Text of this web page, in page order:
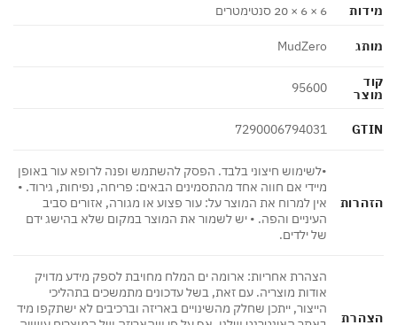
מידות
6 × 6 × 20 סנטימטרים
מותג MudZero
קוד
מוצר 95600
GTIN
7290006794031
הזהרות
•לשימוש חיצוני בלבד. הפסק להשתמש ופנה לרופא עור באופן
מיידי אם חווה אחד מהתסמינים הבאים: פריחה, נפיחות, גירוד. •
אין למרוח את המוצר על: עור פצוע או מגורה, אזורים סביב
העיניים והפה. • יש לשמור את המוצר במקום שלא בהישג ידם
של ילדים.
הצהרת
הצהרת אחריות: ארומה ים המלח מחויבת לספק מידע מדויק
אודות מוצריה. עם זאת, בשל עדכונים מתמשכים בתהליכי
הייצור, ייתכן שחלק מהשינויים באריזה וברכיבים לא ישתקפו מיד